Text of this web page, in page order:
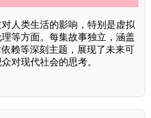
人类生活的影响，特别是虚拟
等方面。每集故事独立，涵盖
赖等深刻主题，展现了未来可
对现代社会的思考。